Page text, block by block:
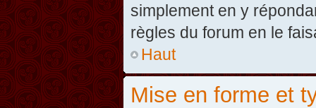
simplement en y
règles du forum en le
Haut
Mise en forme et